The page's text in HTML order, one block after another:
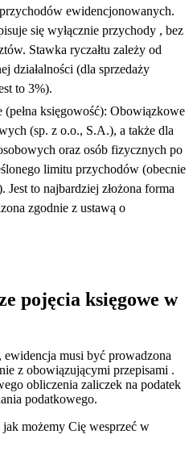
ewidencjonowanych.
się wyłącznie przychody , bez
Stawka ryczałtu zależy od
działalności (dla sprzedaży
to 3%).
księgowość): Obowiązkowe
(sp. z o.o., S.A.), a także dla
oraz osób fizycznych po
limitu przychodów (obecnie
Jest to najbardziej złożona forma
zgodnie z ustawą o
pojęcia księgowe w
musi być prowadzona
z obowiązującymi przepisami .
obliczenia zaliczek na podatek
podatkowego.
możemy Cię wesprzeć w